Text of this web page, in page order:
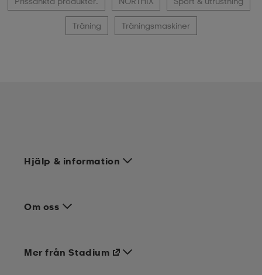
Träning Träningsmaskiner
Hjälp & information
Om oss
Mer från Stadium